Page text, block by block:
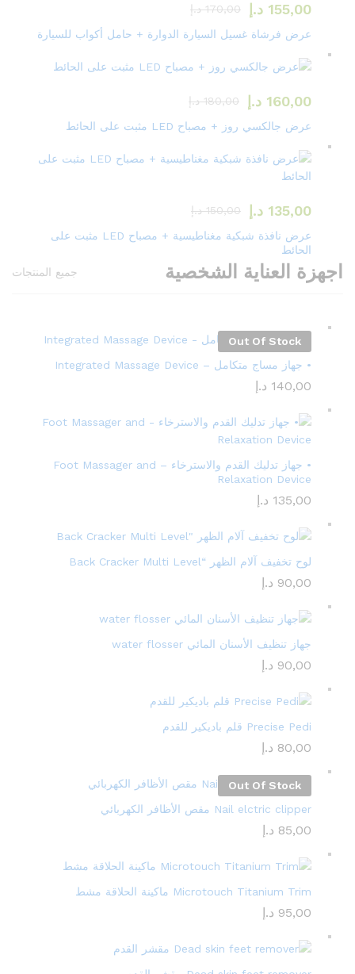
155,00 د.إ 170,00 د.إ
عرض فرشاة غسيل السيارة الدوارة + حامل أكواب للسيارة
160,00 د.إ 180,00 د.إ
عرض جالكسي روز + مصباح LED مثبت على الحائط
135,00 د.إ 150,00 د.إ
عرض نافذة شبكية مغناطيسية + مصباح LED مثبت على
الحائط
اجهزة العناية الشخصية جميع المنتجات
Out Of Stock
• جهاز مساج متكامل – Integrated Massage Device
140,00 د.إ
• جهاز تدليك القدم والاسترخاء – Foot Massager and
Relaxation Device
135,00 د.إ
لوح تخفيف آلام الظهر “Back Cracker Multi Level
90,00 د.إ
جهاز تنظيف الأسنان المائي water flosser
90,00 د.إ
Precise Pedi قلم باديكير للقدم
80,00 د.إ
Out Of Stock
Nail elctric clipper مقص الأظافر الكهربائي
85,00 د.إ
Microtouch Titanium Trim ماكينة الحلاقة مشط
95,00 د.إ